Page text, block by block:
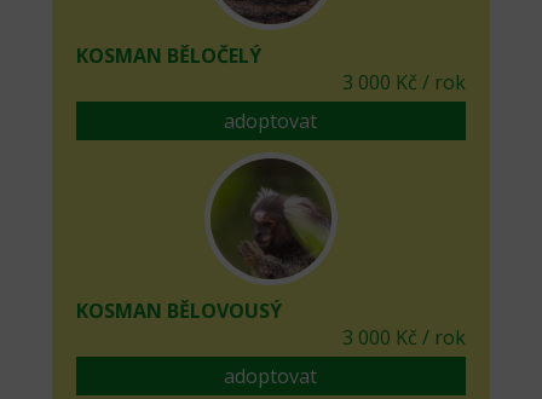
KOSMAN BĚLOČELÝ
3 000 Kč / rok
adoptovat
KOSMAN BĚLOVOUSÝ
3 000 Kč / rok
adoptovat